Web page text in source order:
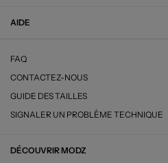
AIDE
FAQ
CONTACTEZ-NOUS
GUIDE DES TAILLES
SIGNALER UN PROBLÈME TECHNIQUE
DÉCOUVRIR MODZ